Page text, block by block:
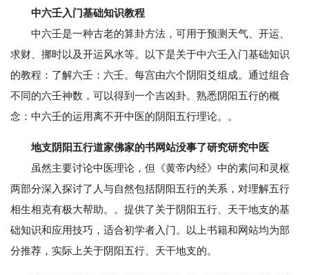
中六壬入门基础知识教程
中六壬是一种古老的算卦方法，可用于预测天气、开运、
求财、挪时以及开运风水等。以下是关于中六壬入门基础知识
的教程：了解六壬：六壬。每宫由六个阴阳爻组成。通过组合
不同的六壬神数，可以得到一个吉凶卦。熟悉阴阳五行的概
念：中六壬的运用离不开中医的阴阳五行理论。。
地支阴阳五行道家佛家的书网站没事了研究研究中医
虽然主要讨论中医理论，但《黄帝内经》中的素问和灵枢
两部分深入探讨了人与自然包括阴阳五行的关系，对理解五行
相生相克有极大帮助。。提供了关于阴阳五行、天干地支的基
础知识和应用技巧，适合初学者入门。以上书籍和网站均为部
分推荐，实际上关于阴阳五行、天干地支的。